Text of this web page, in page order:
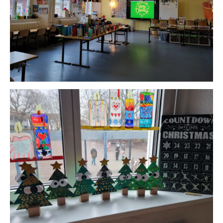
BasKIDBall
Tag der Kinderrechte
Europäischer Wettbewerb
Kehrwoche
Künstlerin zu Besuch in der 2c
Die 3. Klassen in der Jugendverkehrsschule
Besuch von Oberbürgermeisterin Frau Kimmel in
der 3a und 2c
4c beim FCK
Besuch im Pfalztheater: Peter Pan
Sockenparty in der 3a
In der Weihnachtsbäckerei
Weihnachtlicher Aktionstag
Weihnachtsbaumaktion der Stadt
Schmetterlinge in der 2a
Die 1. Klassen züchten Marienkäfer
Kinoabend der 2a
Gesundes Frühstück in der 3b
Lesezeit
Frühblüher und frohe Ostern
Bereit für die 5. Klasse - Sozialtraining
Eisbahn
Olympische Winterspiele
Jedem Kind seine Kunst - Kunstprojekt in der 1c
Fußgänger-Ausbildung in den 1. Klassen
Weihnachtsbasar